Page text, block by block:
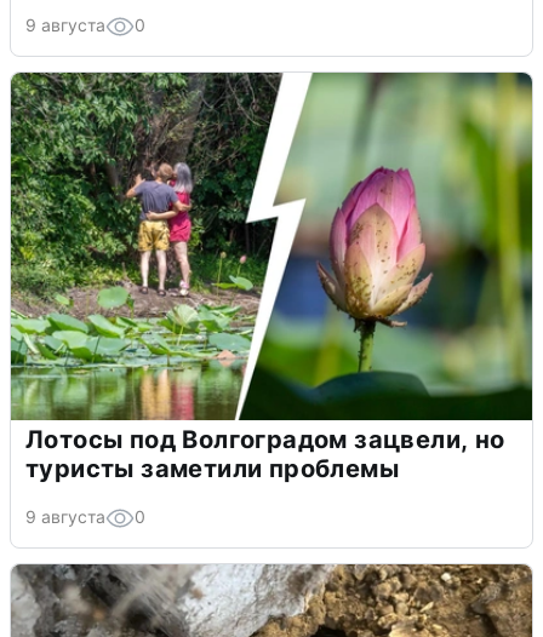
9 августа 0
Лотосы под Волгоградом зацвели, но
туристы заметили проблемы
9 августа 0